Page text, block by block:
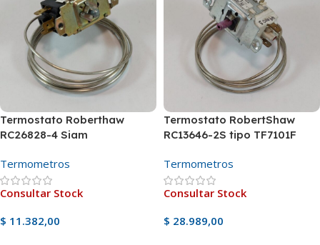
Termostato Roberthaw
RC26828-4 Siam
Termometros
Consultar Stock
$ 11.382,00
Termostato RobertShaw
RC13646-2S tipo TF7101F
Termometros
Consultar Stock
$ 28.989,00